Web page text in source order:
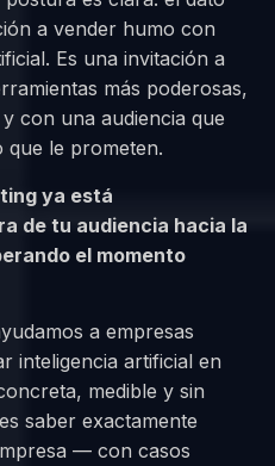
a vender humo con
Es una invitación a
más poderosas,
con una audiencia que
que le prometen.
ya está
de tu audiencia hacia la
el momento
a empresas
inteligencia artificial en
medible y sin
saber exactamente
— con casos